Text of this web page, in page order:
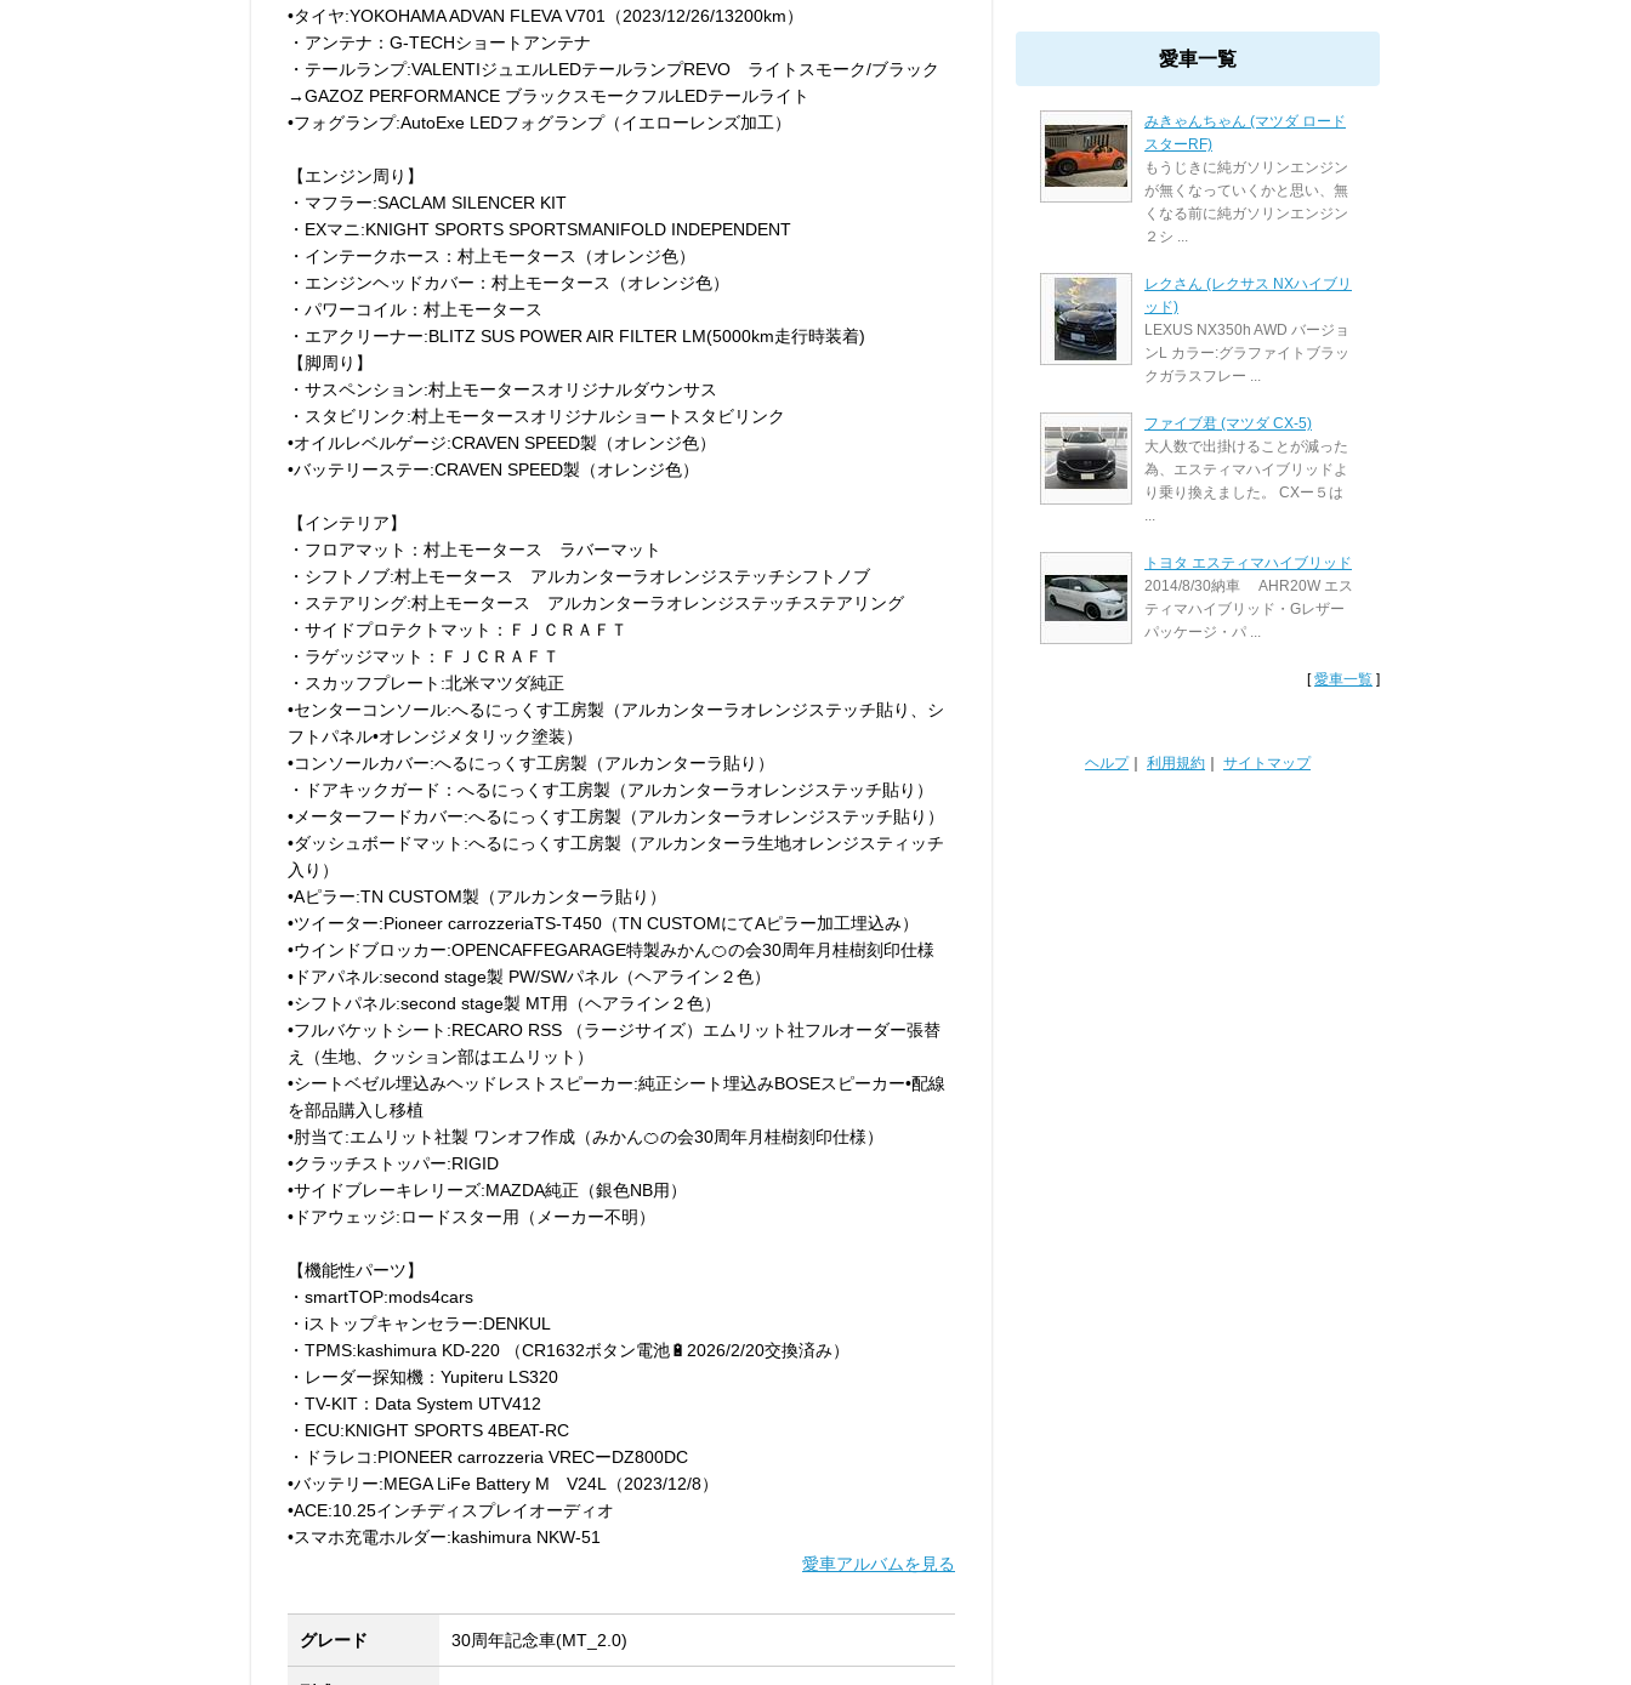
•タイヤ:YOKOHAMA ADVAN FLEVA V701（2023/12/26/13200km）
・アンテナ：G-TECHショートアンテナ
・テールランプ:VALENTIジュエルLEDテールランプREVO ライトスモーク/ブラック
→GAZOZ PERFORMANCE ブラックスモークフルLEDテールライト
•フォグランプ:AutoExe LEDフォグランプ（イエローレンズ加工）
【エンジン周り】
・マフラー:SACLAM SILENCER KIT
・EXマニ:KNIGHT SPORTS SPORTSMANIFOLD INDEPENDENT
・インテークホース：村上モータース（オレンジ色）
・エンジンヘッドカバー：村上モータース（オレンジ色）
・パワーコイル：村上モータース
・エアクリーナー:BLITZ SUS POWER AIR FILTER LM(5000km走行時装着)
【脚周り】
・サスペンション:村上モータースオリジナルダウンサス
・スタビリンク:村上モータースオリジナルショートスタビリンク
•オイルレベルゲージ:CRAVEN SPEED製（オレンジ色）
•バッテリーステー:CRAVEN SPEED製（オレンジ色）
【インテリア】
・フロアマット：村上モータース ラバーマット
・シフトノブ:村上モータース アルカンターラオレンジステッチシフトノブ
・ステアリング:村上モータース アルカンターラオレンジステッチステアリング
・サイドプロテクトマット：ＦＪＣＲＡＦＴ
・ラゲッジマット：ＦＪＣＲＡＦＴ
・スカッフプレート:北米マツダ純正
•センターコンソール:へるにっくす工房製（アルカンターラオレンジステッチ貼り、シ
フトパネル•オレンジメタリック塗装）
•コンソールカバー:へるにっくす工房製（アルカンターラ貼り）
・ドアキックガード：へるにっくす工房製（アルカンターラオレンジステッチ貼り）
•メーターフードカバー:へるにっくす工房製（アルカンターラオレンジステッチ貼り）
•ダッシュボードマット:へるにっくす工房製（アルカンターラ生地オレンジスティッチ
入り）
•Aピラー:TN CUSTOM製（アルカンターラ貼り）
•ツイーター:Pioneer carrozzeriaTS-T450（TN CUSTOMにてAピラー加工埋込み）
•ウインドブロッカー:OPENCAFFEGARAGE特製みかん🍊の会30周年月桂樹刻印仕様
•ドアパネル:second stage製 PW/SWパネル（ヘアライン２色）
•シフトパネル:second stage製 MT用（ヘアライン２色）
•フルバケットシート:RECARO RSS （ラージサイズ）エムリット社フルオーダー張替
え（生地、クッション部はエムリット）
•シートベゼル埋込みヘッドレストスピーカー:純正シート埋込みBOSEスピーカー•配線
を部品購入し移植
•肘当て:エムリット社製 ワンオフ作成（みかん🍊の会30周年月桂樹刻印仕様）
•クラッチストッパー:RIGID
•サイドブレーキレリーズ:MAZDA純正（銀色NB用）
•ドアウェッジ:ロードスター用（メーカー不明）
【機能性パーツ】
・smartTOP:mods4cars
・iストップキャンセラー:DENKUL
・TPMS:kashimura KD-220 （CR1632ボタン電池🔋2026/2/20交換済み）
・レーダー探知機：Yupiteru LS320
・TV-KIT：Data System UTV412
・ECU:KNIGHT SPORTS 4BEAT-RC
・ドラレコ:PIONEER carrozzeria VRECーDZ800DC
•バッテリー:MEGA LiFe Battery M V24L（2023/12/8）
•ACE:10.25インチディスプレイオーディオ
•スマホ充電ホルダー:kashimura NKW-51
愛車アルバムを見る
グレード 30周年記念車(MT_2.0)
愛車一覧
みきゃんちゃん (マツダ ロード
スターRF)
もうじきに純ガソリンエンジン
が無くなっていくかと思い、無
くなる前に純ガソリンエンジン
２シ ...
レクさん (レクサス NXハイブリ
ッド)
LEXUS NX350h AWD バージョ
ンL カラー:グラファイトブラッ
クガラスフレー ...
ファイブ君 (マツダ CX-5)
大人数で出掛けることが減った
為、エスティマハイブリッドよ
り乗り換えました。 CXー５は
...
トヨタ エスティマハイブリッド
2014/8/30納車 AHR20W エス
ティマハイブリッド・Gレザー
パッケージ・パ ...
[愛車一覧 ]
ヘルプ｜ 利用規約 サイトマップ